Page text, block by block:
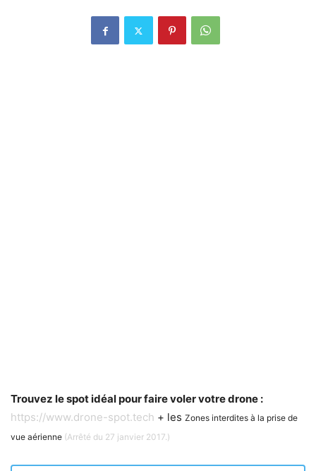
Trouvez le spot idéal pour faire voler votre drone :
https://www.drone-spot.tech + les Zones interdites à la prise de
vue aérienne (Arrêté du 27 janvier 2017.)